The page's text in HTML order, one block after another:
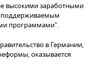
высокими заработными
поддерживаемым
программами".
в Германии,
оказывается